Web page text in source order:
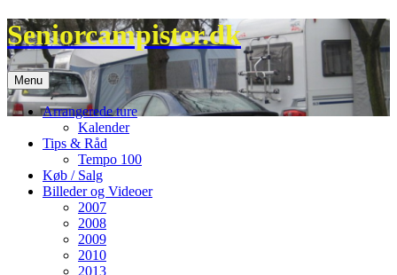
Hop
til
indhold
Seniorcampister.dk
Menu
Arrangerede ture
Kalender
Tips & Råd
Tempo 100
Køb / Salg
Billeder og Videoer
2007
2008
2009
2010
2013